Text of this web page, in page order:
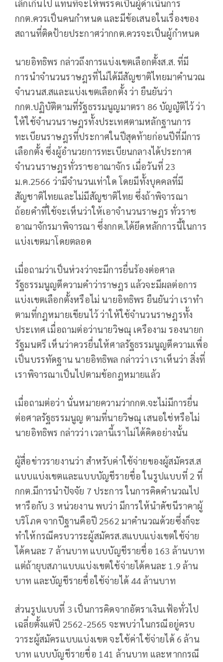
เล็กเกินไป แทนที่จะให้พรรคเป็นผู้ดำเนินการ
กกต.ควรเป็นคนกำหนด และมีข้อเสนอในเรื่องของ
สถานที่ติดป้ายประกาศว่ากกต.ควรจะเป็นผู้กำหนด
นายอิทธิพร กล่าวถึงการแบ่งเขตเลือกตั้งส.ส. ที่มี
การนำจำนวนราษฎรที่ไม่ได้มีสัญชาติไทยมาคำนวณ
จำนวนส.สและแบ่งเขตเลือกตั้ง ว่า ยืนยันว่า
กกต.ปฏิบัติตามที่รัฐธรรมนูญมาตรา 86 บัญญัติไว้ ว่า
ให้ใช้จำนวนราษฎรทั้งประเทศตามหลักฐานการ
ทะเบียนราษฎรที่ประกาศในปีสุดท้ายก่อนปีที่มีการ
เลือกตั้ง ซึ่งผู้อำนวยการทะเบียนกลางได้ประกาศ
จำนวนราษฎรทั่วราชอาณาจักร เมื่อวันที่ 23
ม.ค.2566 ว่ามีจำนวนเท่าใด โดยมีทั้งบุคคลที่มี
สัญชาติไทยและไม่มีสัญชาติไทย ซึ่งถ้าพิจารณา
ถ้อยคำที่ใช้จะเห็นว่าให้เอาจำนวนราษฎร ทั่วราช
อาณาจักรมาพิจารณา ซึ่งกกต.ได้ยึดหลักการนี้ในการ
แบ่งเขตมาโดยตลอด
เมื่อถามว่าเป็นห่วงว่าจะมีการยื่นร้องต่อศาล
รัฐธรรมนูญตีความคำว่าราษฎร แล้วจะมีผลต่อการ
แบ่งเขตเลือกตั้งหรือไม่ นายอิทธิพร ยืนยันว่า เราทำ
ตามที่กฎหมายเขียนไว้ ว่าให้ใช้จำนวนราษฎรทั้ง
ประเทศ เมื่อถามต่อว่านายวิษณุ เครืองาม รองนายก
รัฐมนตรี เห็นว่าควรยื่นให้ศาลรัฐธรรมนูญตีความเพื่อ
เป็นบรรทัดฐาน นายอิทธิพล กล่าวว่า เราเห็นว่า สิ่งที่
เราพิจารณาเป็นไปตามข้อกฎหมายแล้ว
เมื่อถามต่อว่า นั่นหมายความว่ากกต.จะไม่มีการยื่น
ต่อศาลรัฐธรรมนูญ ตามที่นายวิษณุ เสนอใช่หรือไม่
นายอิทธิพร กล่าวว่า เวลานี้เราไม่ได้คิดอย่างนั้น
ผู้สื่อข่าวรายงานว่า สำหรับค่าใช้จ่ายของผู้สมัครส.ส
แบบแบ่งเขตและแบบบัญชีรายชื่อ ในรูปแบบที่ 2 ที่
กกต.มีการนำปัจจัย 7 ประการ ในการคิดคำนวณไป
หารือกับ 3 หน่วยงาน พบว่า มีการให้นำดัชนีราคาผู้
บริโภค จากปีฐานคือปี 2562 มาคำนวณด้วยซึ่งก็จะ
ทำให้กรณีครบวาระผู้สมัครส.สแบบแบ่งเขตใช้จ่าย
ได้คนละ 7 ล้านบาท แบบบัญชีรายชื่อ 163 ล้านบาท
แต่ถ้ายุบสภาแบบแบ่งเขตใช้จ่ายได้คนละ 1.9 ล้าน
บาท และบัญชีรายชื่อใช้จ่ายได้ 44 ล้านบาท
ส่วนรูปแบบที่ 3 เป็นการคิดจากอัตราเงินเฟ้อทั่วไป
เฉลี่ยตั้งแต่ปี 2562-2565 จะพบว่าในกรณีอยู่ครบ
วาระผู้สมัครแบบแบ่งเขต จะใช้ค่าใช้จ่ายได้ 6 ล้าน
บาท แบบบัญชีรายชื่อ 141 ล้านบาท และหากกรณี